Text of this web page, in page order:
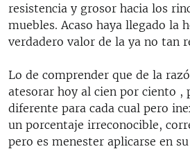
resistencia y grosor hacia los
muebles. Acaso haya llegado la
verdadero valor de la ya no tan
Lo de comprender que de la
atesorar hoy al cien por ciento ,
diferente para cada cual pero
un porcentaje irreconocible,
pero es menester aplicarse en